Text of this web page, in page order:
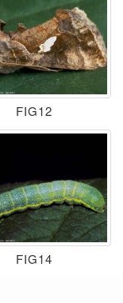
FIG12
FIG14